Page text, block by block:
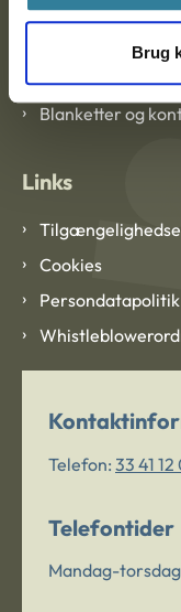
Brug
Om
Om
Blanketter og
Links
Cookies
Persondatapolitik
Telefon: 33 41
Telefontider
Mandag-